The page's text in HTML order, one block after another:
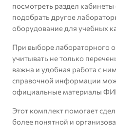
посмотреть раздел
подобрать другое
оборудование для учебных
При выборе лабораторного
учитывать не только
важна и удобная работа с
справочной информации
официальные материалы
Этот комплект помогает
более понятной и